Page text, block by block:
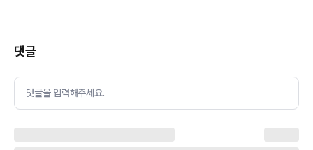
댓글
댓글을 입력해주세요.